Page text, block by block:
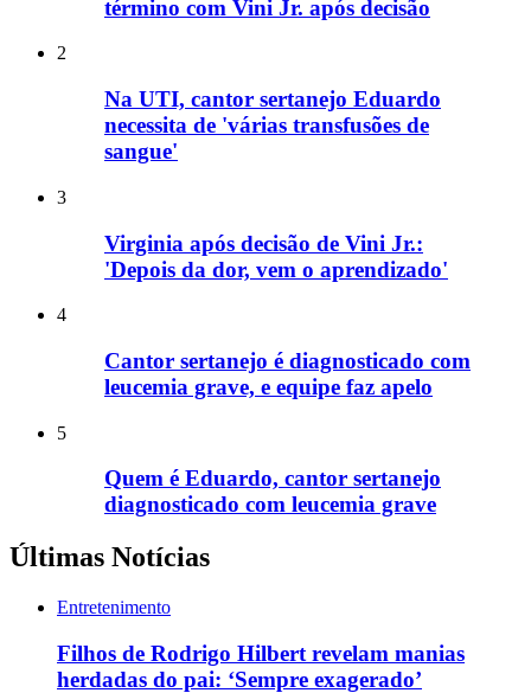
término com Vini Jr. após decisão
2
Na UTI, cantor sertanejo Eduardo
necessita de 'várias transfusões de
sangue'
3
Virginia após decisão de Vini Jr.:
'Depois da dor, vem o aprendizado'
4
Cantor sertanejo é diagnosticado com
leucemia grave, e equipe faz apelo
5
Quem é Eduardo, cantor sertanejo
diagnosticado com leucemia grave
Últimas Notícias
Entretenimento
Filhos de Rodrigo Hilbert revelam manias
herdadas do pai: ‘Sempre exagerado’